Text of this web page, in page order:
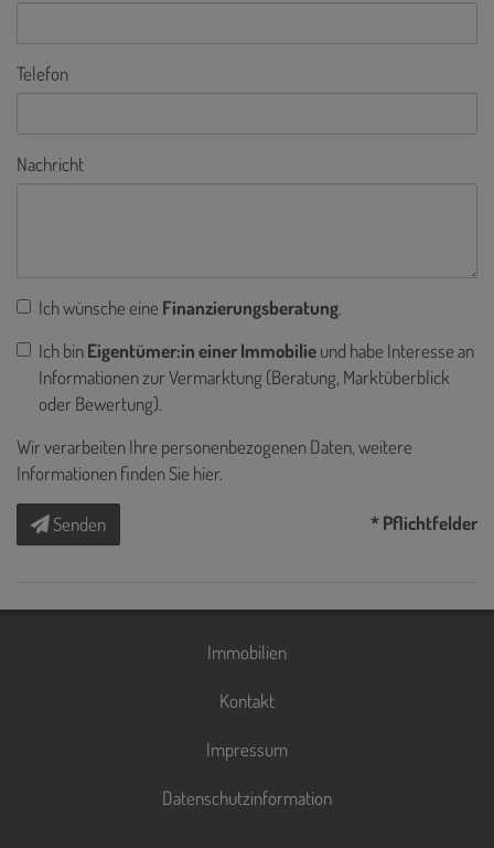
Telefon
Nachricht
Ich wünsche eine Finanzierungsberatung.
Ich binEigentümer:in einer Immobilieund habe Interesse an
Informationen zur Vermarktung (Beratung, Marktüberblick
oder Bewertung).
Wir verarbeiten Ihre personenbezogenen Daten, weitere
Informationen finden Sie hier.
Senden * Pflichtfelder
Immobilien
Kontakt
Impressum
Datenschutzinformation